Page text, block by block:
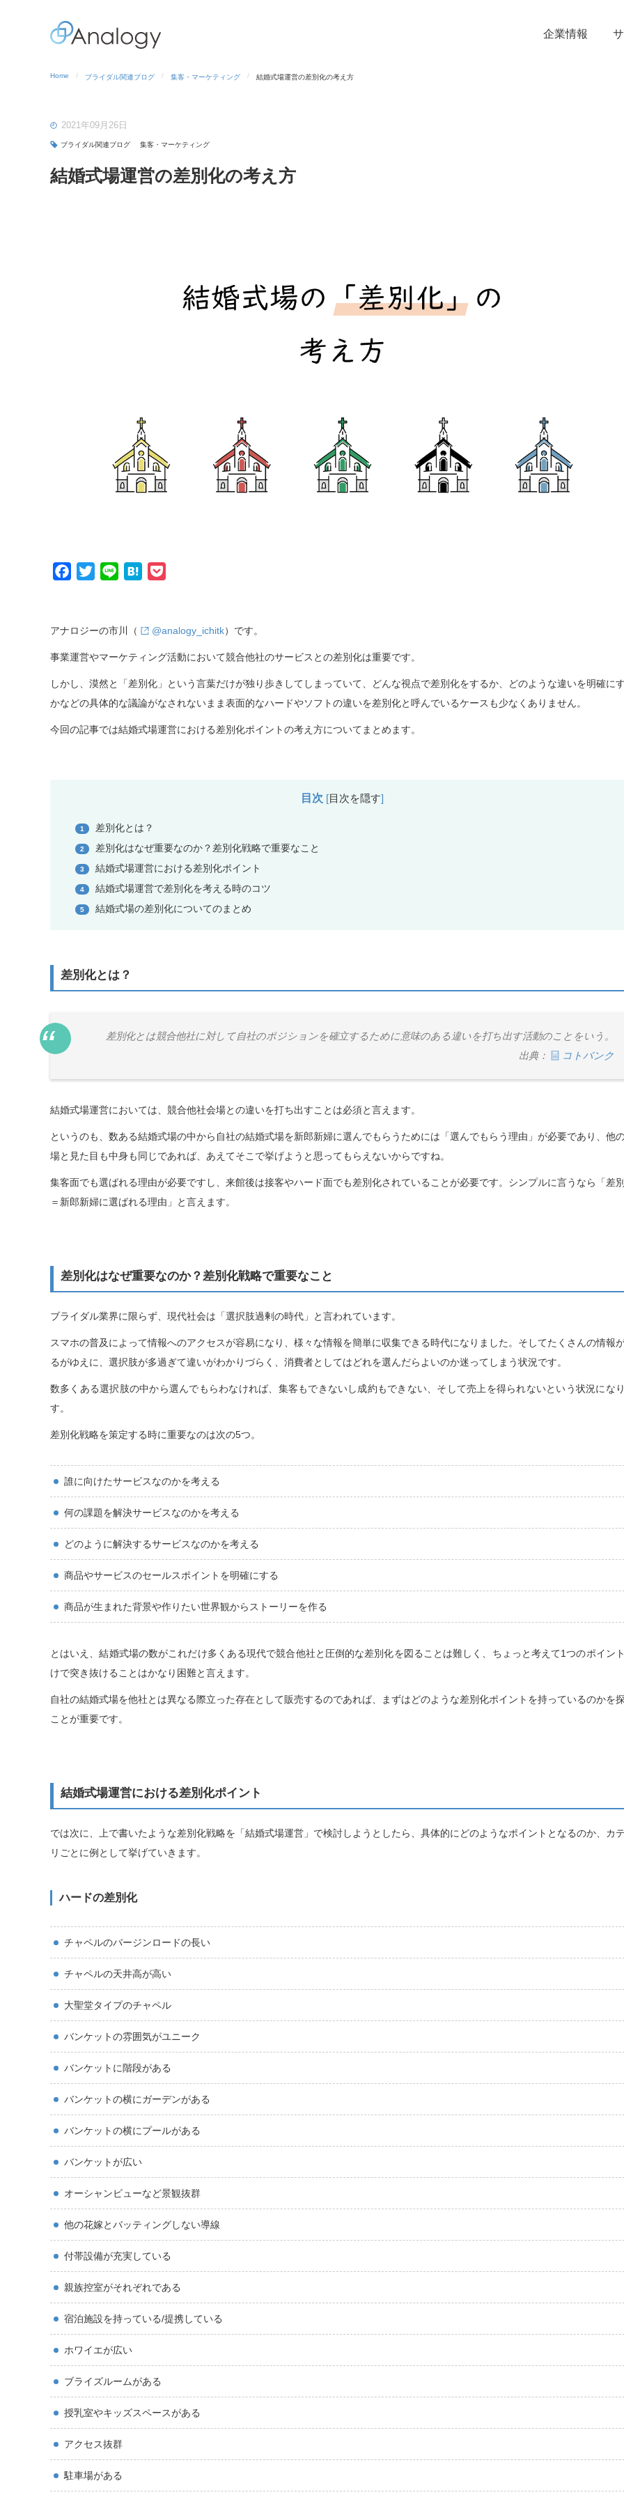
企業情報
Home ブライダル関連ブログ 集客・マーケティング 結婚式場運営の差別化の考え方
2021年09月26日
ブライダル関連ブログ 集客・マーケティング
結婚式場運営の差別化の考え方
Facebook
Twitter Line Hatena
アナロジーの市川（ @analogy_ichitk）です。
事業運営やマーケティング活動において競合他社のサービスとの差別化は重要です。
しかし、漠然と「差別化」という言葉だけが独り歩きしてしまっていて、どんな視点で差別化をするか、どのような違いを明確に
かなどの具体的な議論がなされないまま表面的なハードやソフトの違いを差別化と呼んでいるケースも少なくありません。
今回の記事では結婚式場運営における差別化ポイントの考え方についてまとめます。
目次 [目次を隠す]
1 差別化とは？
2 差別化はなぜ重要なのか？差別化戦略で重要なこと
3 結婚式場運営における差別化ポイント
4 結婚式場運営で差別化を考える時のコツ
5 結婚式場の差別化についてのまとめ
差別化とは？
差別化とは競合他社に対して自社のポジションを確立するために意味のある違いを打ち出す活動のことをいう。
出典：
コトバンク
結婚式場運営においては、競合他社会場との違いを打ち出すことは必須と言えます。
というのも、数ある結婚式場の中から自社の結婚式場を新郎新婦に選んでもらうためには「選んでもらう理由」が必要であり、他
場と見た目も中身も同じであれば、あえてそこで挙げようと思ってもらえないからですね。
集客面でも選ばれる理由が必要ですし、来館後は接客やハード面でも差別化されていることが必要です。シンプルに言うなら「差
＝新郎新婦に選ばれる理由」と言えます。
差別化はなぜ重要なのか？差別化戦略で重要なこと
ブライダル業界に限らず、現代社会は「選択肢過剰の時代」と言われています。
スマホの普及によって情報へのアクセスが容易になり、様々な情報を簡単に収集できる時代になりました。そしてたくさんの情報
るがゆえに、選択肢が多過ぎて違いがわかりづらく、消費者としてはどれを選んだらよいのか迷ってしまう状況です。
数多くある選択肢の中から選んでもらわなければ、集客もできないし成約もできない、そして売上を得られないという状況にな
す。
差別化戦略を策定する時に重要なのは次の5つ。
誰に向けたサービスなのかを考える
何の課題を解決サービスなのかを考える
どのように解決するサービスなのかを考える
商品やサービスのセールスポイントを明確にする
商品が生まれた背景や作りたい世界観からストーリーを作る
とはいえ、結婚式場の数がこれだけ多くある現代で競合他社と圧倒的な差別化を図ることは難しく、ちょっと考えて1つのポイン
けで突き抜けることはかなり困難と言えます。
自社の結婚式場を他社とは異なる際立った存在として販売するのであれば、まずはどのような差別化ポイントを持っているのかを
ことが重要です。
結婚式場運営における差別化ポイント
では次に、上で書いたような差別化戦略を「結婚式場運営」で検討しようとしたら、具体的にどのようなポイントとなるのか、カ
リごとに例として挙げていきます。
ハードの差別化
チャペルのバージンロードの長い
チャペルの天井高が高い
大聖堂タイプのチャペル
バンケットの雰囲気がユニーク
バンケットに階段がある
バンケットの横にガーデンがある
バンケットの横にプールがある
バンケットが広い
オーシャンビューなど景観抜群
他の花嫁とバッティングしない導線
付帯設備が充実している
親族控室がそれぞれである
宿泊施設を持っている/提携している
ホワイエが広い
ブライズルームがある
授乳室やキッズスペースがある
アクセス抜群
駐車場がある